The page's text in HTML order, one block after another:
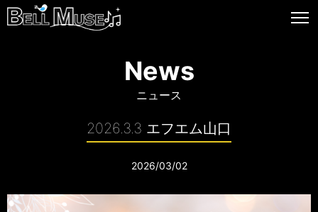
News
ニュース
2026.3.3 エフエム山口
2026/03/02